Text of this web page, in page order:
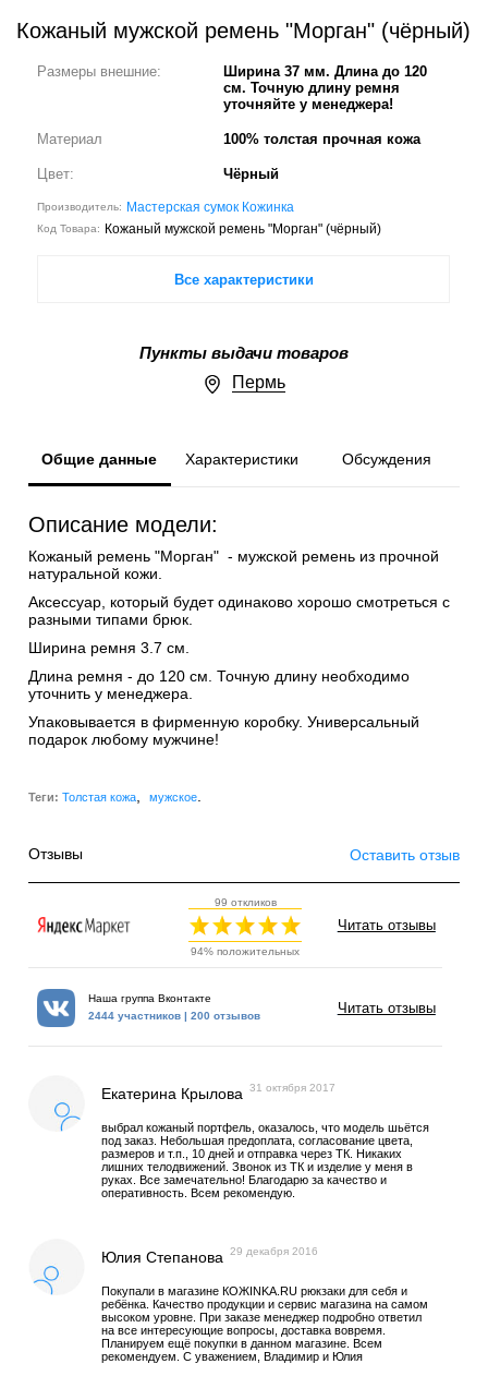
Кожаный мужской ремень "Морган" (чёрный)
Размеры внешние:
Ширина 37 мм. Длина до 120
см. Точную длину ремня
уточняйте у менеджера!
Материал 100% толстая прочная кожа
Цвет: Чёрный
Производитель: Мастерская сумок Кожинка
Код Товара: Кожаный мужской ремень "Морган" (чёрный)
Все характеристики
Пункты выдачи товаров
Пермь
Общие данные Характеристики Обсуждения
Описание модели:
Кожаный ремень "Морган" - мужской ремень из прочной
натуральной кожи.
Аксессуар, который будет одинаково хорошо смотреться с
разными типами брюк.
Ширина ремня 3.7 см.
Длина ремня - до 120 см. Точную длину необходимо
уточнить у менеджера.
Упаковывается в фирменную коробку. Универсальный
подарок любому мужчине!
Теги: Толстая кожа, мужское.
Отзывы Оставить отзыв
99 откликов
94% положительных
Читать отзывы
Наша группа Вконтакте
2444 участников | 200 отзывов
Читать отзывы
Екатерина Крылова 31 октября 2017
выбрал кожаный портфель, оказалось, что модель шьётся
под заказ. Небольшая предоплата, согласование цвета,
размеров и т.п., 10 дней и отправка через ТК. Никаких
лишних телодвижений. Звонок из ТК и изделие у меня в
руках. Все замечательно! Благодарю за качество и
оперативность. Всем рекомендую.
Юлия Степанова 29 декабря 2016
Покупали в магазине КОЖINKA.RU рюкзаки для себя и
ребёнка. Качество продукции и сервис магазина на самом
высоком уровне. При заказе менеджер подробно ответил
на все интересующие вопросы, доставка вовремя.
Планируем ещё покупки в данном магазине. Всем
рекомендуем. С уважением, Владимир и Юлия